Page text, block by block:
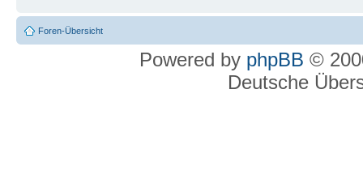
Foren-Übersicht
Powered by phpBB ©
Deutsche